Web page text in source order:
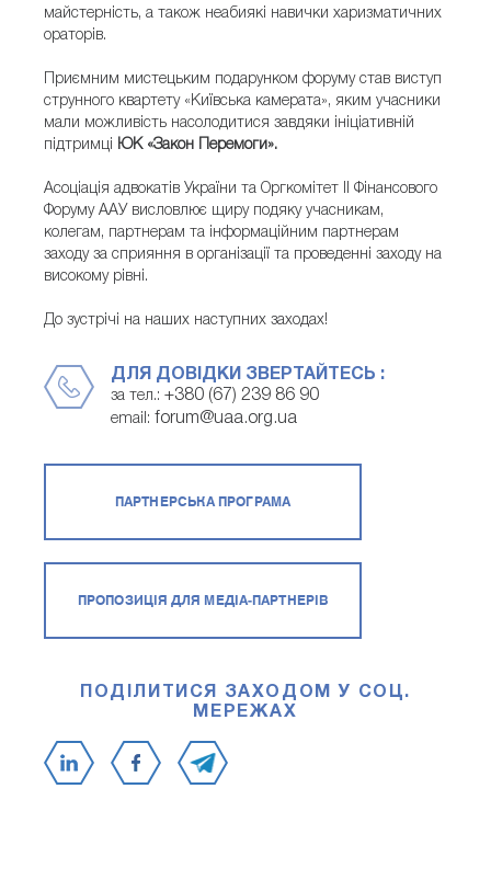
майстерність, а також неабиякі навички харизматичних
ораторів.
Приємним мистецьким подарунком форуму став виступ
струнного квартету «Київська камерата», яким учасники
мали можливість насолодитися завдяки ініціативній
підтримці ЮК «Закон Перемоги».
Асоціація адвокатів України та Оргкомітет IІ Фінансового
Форуму ААУ висловлює щиру подяку учасникам,
колегам, партнерам та інформаційним партнерам
заходу за сприяння в організації та проведенні заходу на
високому рівні.
До зустрічі на наших наступних заходах!
ДЛЯ ДОВІДКИ ЗВЕРТАЙТЕСЬ :
за тел.: +380 (67) 239 86 90
email: forum@uaa.org.ua
ПАРТНЕРСЬКА ПРОГРАМА
ПРОПОЗИЦІЯ ДЛЯ МЕДІА-ПАРТНЕРІВ
ПОДІЛИТИСЯ ЗАХОДОМ У СОЦ.
МЕРЕЖАХ